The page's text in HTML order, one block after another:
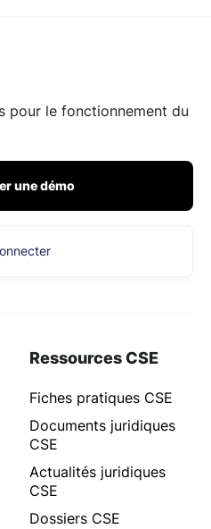
pour le fonctionnement du
une démo
Ressources CSE
Fiches pratiques CSE
Documents juridiques
CSE
Actualités juridiques
CSE
Dossiers CSE